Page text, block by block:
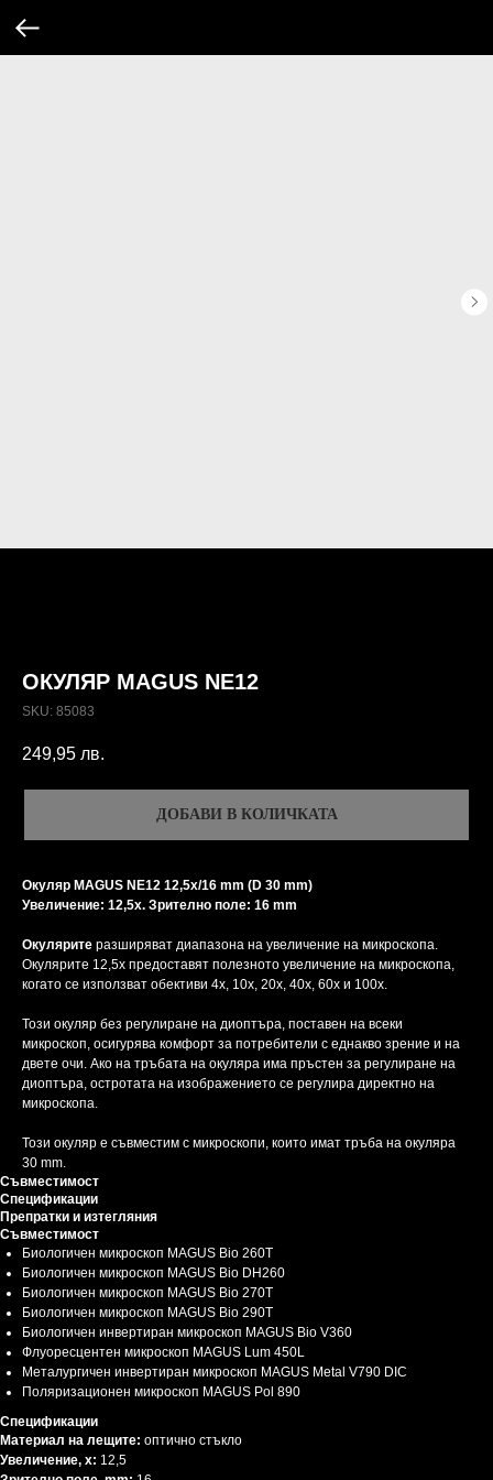
ОКУЛЯР MAGUS NE12
SKU: 85083
249,95 лв.
ДОБАВИ В КОЛИЧКАТА
Окуляр MAGUS NE12 12,5х/16 mm (D 30 mm)
Увеличение: 12,5x. Зрително поле: 16 mm
Окулярите разширяват диапазона на увеличение на микроскопа.
Окулярите 12,5x предоставят полезното увеличение на микроскопа,
когато се използват обективи 4x, 10x, 20x, 40x, 60x и 100x.
Този окуляр без регулиране на диоптъра, поставен на всеки
микроскоп, осигурява комфорт за потребители с еднакво зрение и на
двете очи. Ако на тръбата на окуляра има пръстен за регулиране на
диоптъра, остротата на изображението се регулира директно на
микроскопа.
Този окуляр е съвместим с микроскопи, които имат тръба на окуляра
30 mm.
Съвместимост
Спецификации
Препратки и изтегляния
Съвместимост
Биологичен микроскоп MAGUS Bio 260T
Биологичен микроскоп MAGUS Bio DH260
Биологичен микроскоп MAGUS Bio 270T
Биологичен микроскоп MAGUS Bio 290T
Биологичен инвертиран микроскоп MAGUS Bio V360
Флуоресцентен микроскоп MAGUS Lum 450L
Металургичен инвертиран микроскоп MAGUS Metal V790 DIC
Поляризационен микроскоп MAGUS Pol 890
Спецификации
Материал на лещите: оптично стъкло
Увеличение, x: 12,5